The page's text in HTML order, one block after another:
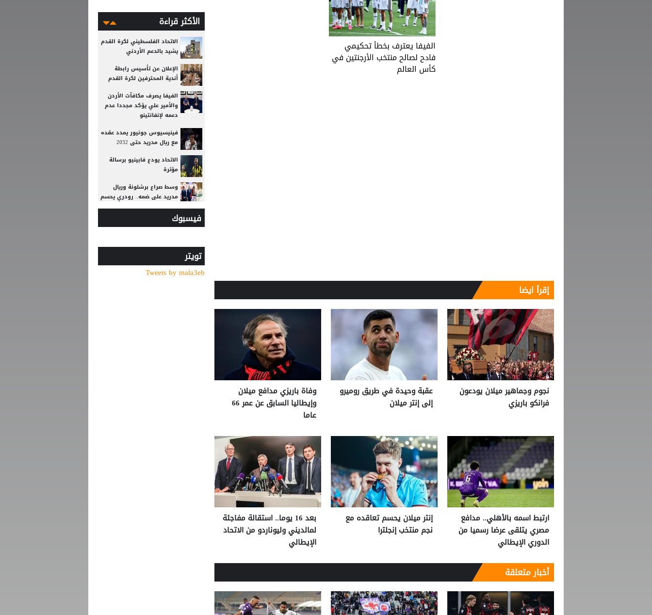
الفيفا يعترف بخطأ تحكيمي
فادح لصالح منتخب الأرجنتين في
كأس العالم
إقرأ ايضا
نجوم وجماهير ميلان يودعون
فرانكو باريزي
عقبة وحيدة في طريق روميرو
إلى إنتر ميلان
وفاة باريزي مدافع ميلان
وإيطاليا السابق عن عمر 66
عاما
ارتبط اسمه بالأهلي.. مدافع
مصري يتلقى عرضا رسميا من
الدوري الإيطالي
إنتر ميلان يحسم تعاقده مع
نجم منتخب إنجلترا
بعد 16 يوما.. استقالة مفاجئة
لمالديني وليوناردو من الاتحاد
الإيطالي
أخبار متعلقة
الأكثر قراءة
الاتحاد الفلسطيني لكرة القدم
يشيد بالدعم الأردني
الإعلان عن تأسيس رابطة
أندية المحترفين لكرة القدم
الفيفا يصرف مكافآت الأردن
والأمير علي يؤكد مجددا عدم
دعمه لإنفانتينو
فينيسيوس جونيور يمدد عقده
مع ريال مدريد حتى 2032
الاتحاد يودع فابينيو برسالة
مؤثرة
وسط صراع برشلونة وريال
مدريد على ضمه.. رودري يحسم
قبل أن يلمس الكرة.. بالأرقام
ديوماندي يترك معسكر لايبزيغ
فيسبوك
تويتر
Tweets by mala3eb